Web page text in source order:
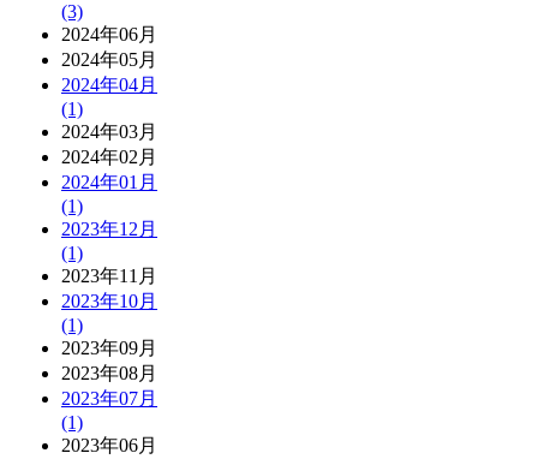
(3)
2024年06月
2024年05月
2024年04月
(1)
2024年03月
2024年02月
2024年01月
(1)
2023年12月
(1)
2023年11月
2023年10月
(1)
2023年09月
2023年08月
2023年07月
(1)
2023年06月